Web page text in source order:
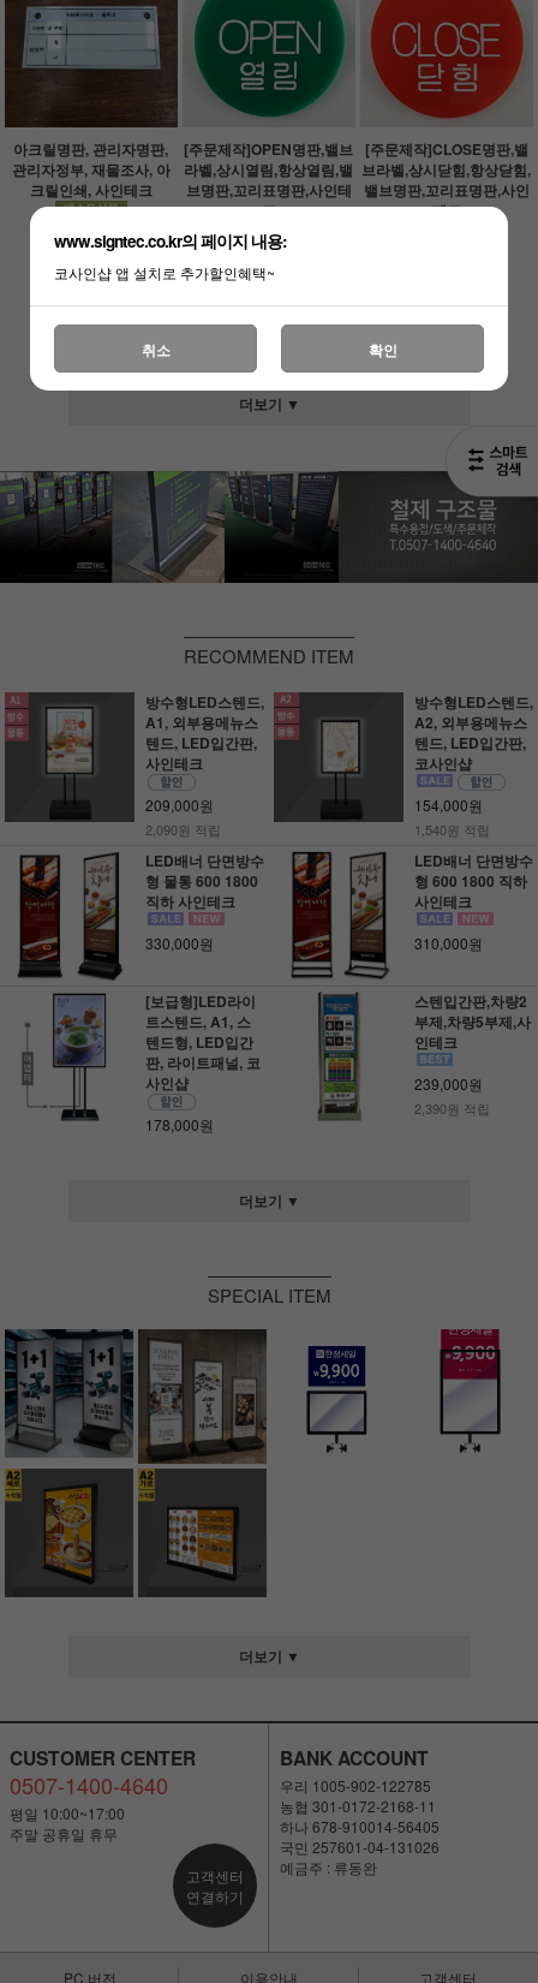
아크릴명판, 관리자명판,
관리자정부, 재물조사, 아
크릴인쇄, 사인테크
6,000원
0
[주문제작]OPEN명판,밸브
라벨,상시열림,항상열림,밸
브명판,꼬리표명판,사인테
크
1,000원
10원 적립
[주문제작]CLOSE명판,밸
브라벨,상시닫힘,항상닫힘,
밸브명판,꼬리표명판,사인
테크
더보기 ▼
RECOMMEND ITEM
방수형LED스텐드,
A1, 외부용메뉴스
텐드, LED입간판,
사인테크
209,000원
2,090원 적립
방수형LED스텐드,
A2, 외부용메뉴스
텐드, LED입간판,
코사인샵
154,000원
1,540원 적립
LED배너 단면방수
형 물통 600 1800
직하 사인테크
330,000원
LED배너 단면방수
형 600 1800 직하
사인테크
310,000원
[보급형]LED라이
트스텐드, A1, 스
텐드형, LED입간
판, 라이트패널, 코
사인샵
178,000원
스텐입간판,차량2
부제,차량5부제,사
인테크
239,000원
2,390원 적립
더보기 ▼
SPECIAL ITEM
더보기 ▼
CUSTOMER CENTER
0507-1400-4640
평일 10:00~17:00
주말 공휴일 휴무
고객센터
연결하기
BANK ACCOUNT
우리 1005-902-122785
농협 301-0172-2168-11
하나 678-910014-56405
국민 257601-04-131026
예금주 : 류동완
PC 버전 이용안내 고객센터
www.signtec.co.kr의 페이지 내용:
코사인샵 앱 설치로 추가할인혜택~
취소 확인